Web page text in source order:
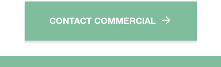
CONTACT COMMERCIAL